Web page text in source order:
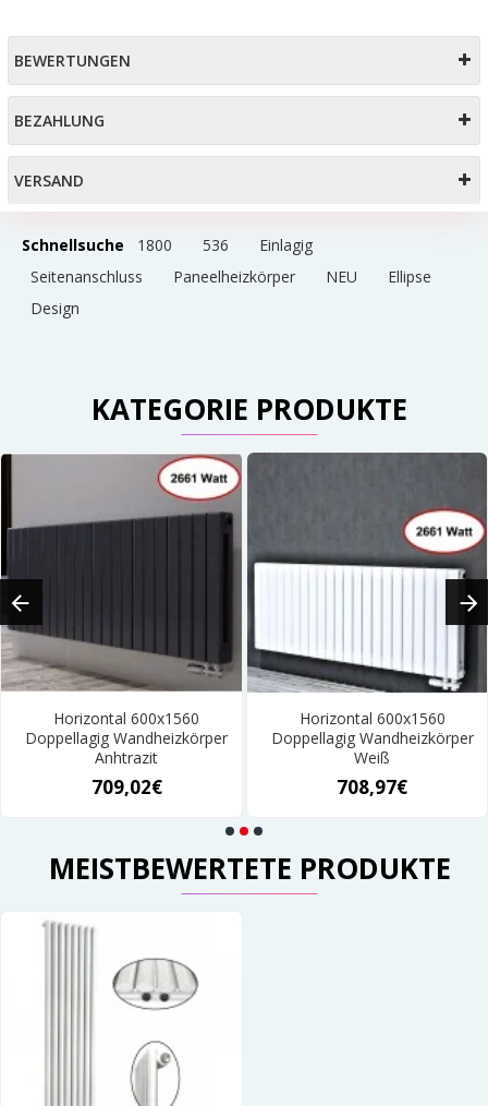
BEWERTUNGEN
BEZAHLUNG
VERSAND
Schnellsuche 1800 536
Einlagig
Seitenanschluss
Paneelheizkörper NEU
Ellipse
Design
KATEGORIE PRODUKTE
Horizontal 600x1560
Doppellagig Wandheizkörper
Anhtrazit
709,02€
Horizontal 600x1560
Doppellagig Wandheizkörper
Weiß
708,97€
MEISTBEWERTETE PRODUKTE